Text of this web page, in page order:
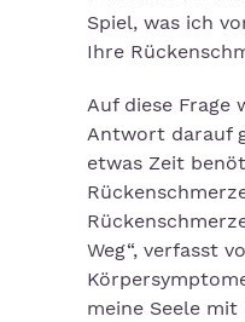
Spiel, was ich
Ihre
Auf diese
Antwort darauf
etwas Zeit
Weg“, verfasst
meine Seele mit